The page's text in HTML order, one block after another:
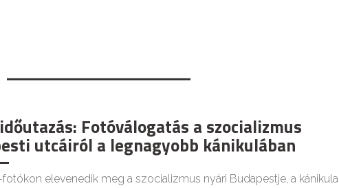
Fotóválogatás a szocializmus
utcáiról a legnagyobb kánikulában
elevenedik meg a szocializmus nyári Budapestje, a kánikula